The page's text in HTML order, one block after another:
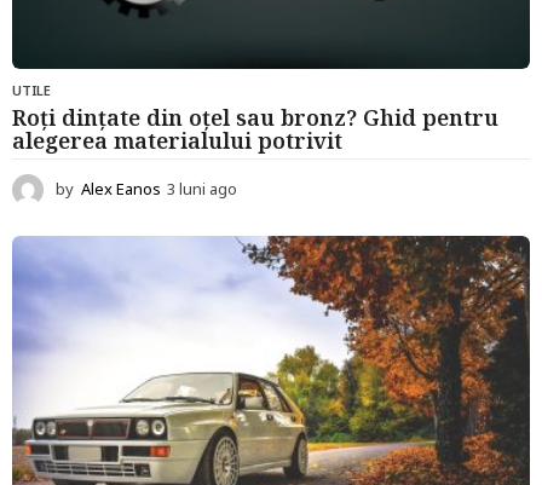
UTILE
Roți dințate din oțel sau bronz? Ghid pentru
alegerea materialului potrivit
by Alex Eanos 3 luni ago
u
n